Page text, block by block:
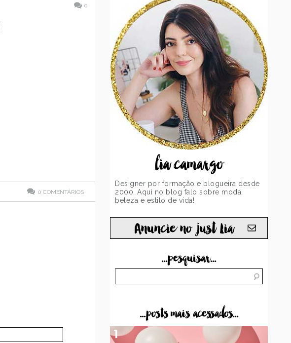
0
0 COMENTÁRIOS
lia camargo
Designer por formação e blogueira desde
2000. Aqui no blog falo sobre moda,
beleza e estilo de vida!
Anuncie no just Lia
...pesquisar...
...posts mais acessados...
1